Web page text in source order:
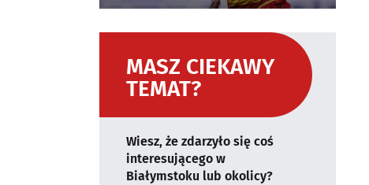
MASZ CIEKAWY
TEMAT?
Wiesz, że zdarzyło się coś
interesującego w
Białymstoku lub okolicy?